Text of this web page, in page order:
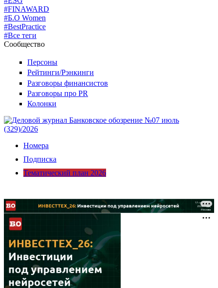
#FINAWARD
#Б.О Women
#BestPractice
#Все теги
Сообщество
Персоны
Рейтинги/Рэнкинги
Разговоры финансистов
Разговоры про PR
Колонки
Номера
Подписка
Тематический план 2026